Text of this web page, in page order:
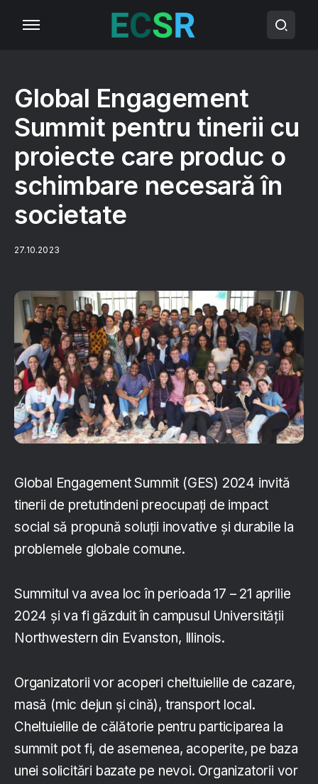
Global Engagement
Summit pentru tinerii cu
proiecte care produc o
schimbare necesară în
societate
27.10.2023
Global Engagement Summit (GES) 2024 invită
tinerii de pretutindeni preocupați de impact
social să propună soluții inovative și durabile la
problemele globale comune.
Summitul va avea loc în perioada 17 – 21 aprilie
2024 și va fi găzduit în campusul Universității
Northwestern din Evanston, Illinois.
Organizatorii vor acoperi cheltuielile de cazare,
masă (mic dejun și cină), transport local.
Cheltuielile de călătorie pentru participarea la
summit pot fi, de asemenea, acoperite, pe baza
unei solicitări bazate pe nevoi. Organizatorii vor